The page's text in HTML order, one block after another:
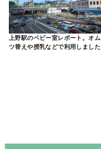
上野駅のベビー室レポート。オム
ツ替えや授乳などで利用しました